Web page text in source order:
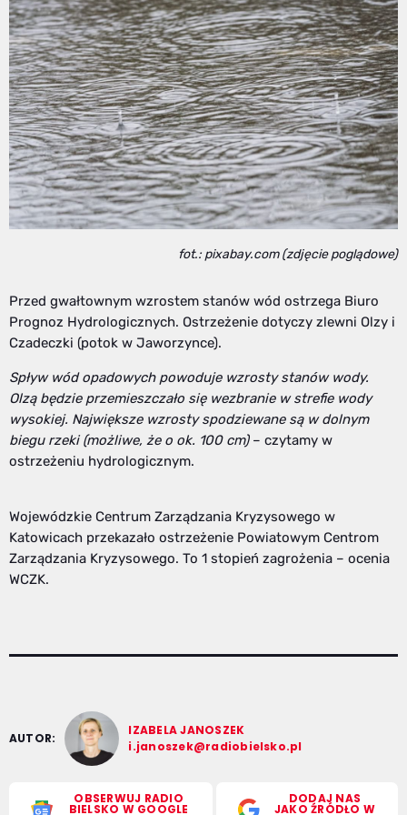
fot.: pixabay.com (zdjęcie poglądowe)
Przed gwałtownym wzrostem stanów wód ostrzega Biuro
Prognoz Hydrologicznych. Ostrzeżenie dotyczy zlewni Olzy i
Czadeczki (potok w Jaworzynce).
Spływ wód opadowych powoduje wzrosty stanów wody.
Olzą będzie przemieszczało się wezbranie w strefie wody
wysokiej. Największe wzrosty spodziewane są w dolnym
biegu rzeki (możliwe, że o ok. 100 cm)– czytamy w
ostrzeżeniu hydrologicznym.
Wojewódzkie Centrum Zarządzania Kryzysowego w
Katowicach przekazało ostrzeżenie Powiatowym Centrom
Zarządzania Kryzysowego. To 1 stopień zagrożenia – ocenia
WCZK.
AUTOR:
IZABELA JANOSZEK
i.janoszek@radiobielsko.pl
OBSERWUJ RADIO
BIELSKO W GOOGLE
DODAJ NAS
JAKO ŹRÓDŁO W